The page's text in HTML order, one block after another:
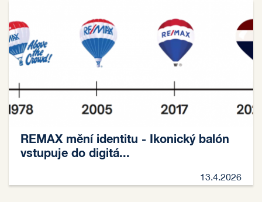
REMAX mění identitu - Ikonický balón
vstupuje do digitá...
13.4.2026